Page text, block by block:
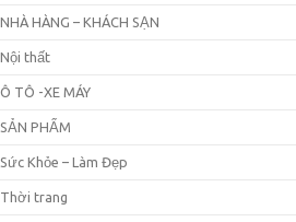
NHÀ HÀNG – KHÁCH SẠN
Nội thất
Ô TÔ -XE MÁY
SẢN PHẨM
Sức Khỏe – Làm Đẹp
Thời trang